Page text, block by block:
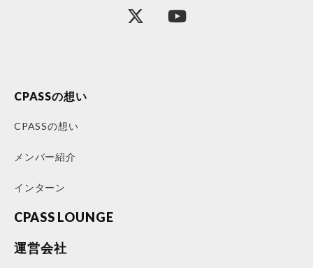
CPASSの想い
CPASSの想い
メンバー紹介
インターン
CPASS LOUNGE
運営会社